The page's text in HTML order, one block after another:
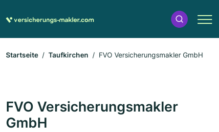
Startseite Taufkirchen FVO Versicherungsmakler GmbH
FVO Versicherungsmakler
GmbH